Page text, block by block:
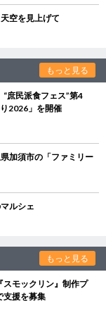
空を見上げて
もっと見る
庶民派食フェス”第4
2026」を開催
加須市の「ファミリー
ルシェ
もっと見る
スモックリン』制作プ
援を募集